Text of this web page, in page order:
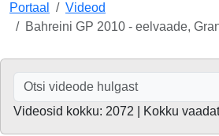
Portaal
Videod
Bahreini GP 2010 - eelvaade,
Videosid kokku: 2072 | Kokku